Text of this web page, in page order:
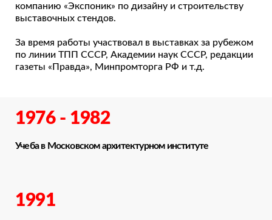
компанию «Экспоник» по дизайну и строительству
выставочных стендов.
За время работы участвовал в выставках за рубежом
по линии ТПП СССР, Академии наук СССР, редакции
газеты «Правда», Минпромторга РФ и т.д.
1976 - 1982
Учеба в Московском архитектурном институте
1991